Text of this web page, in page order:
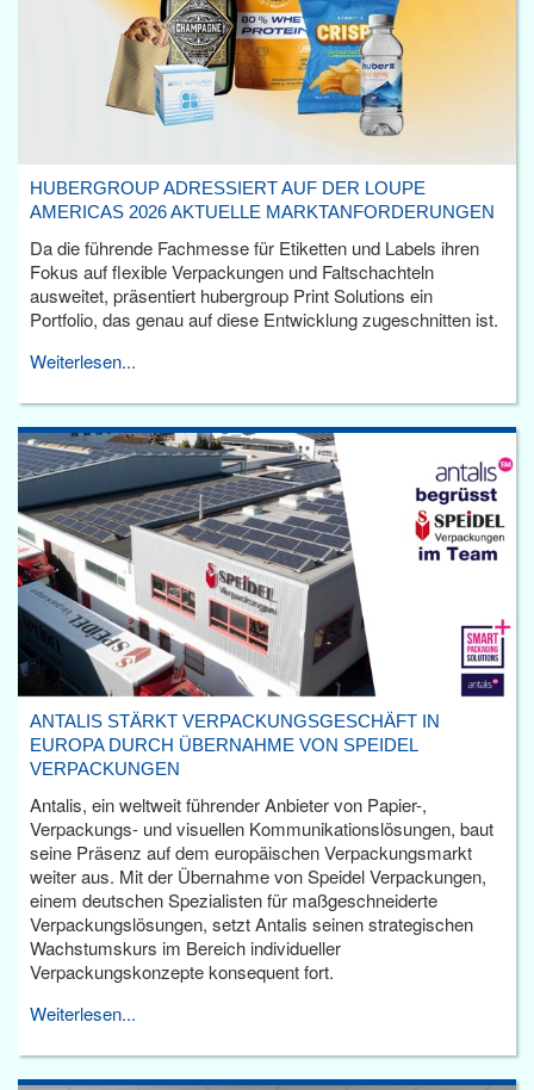
HUBERGROUP ADRESSIERT AUF DER LOUPE
AMERICAS 2026 AKTUELLE MARKTANFORDERUNGEN
Da die führende Fachmesse für Etiketten und Labels ihren
Fokus auf flexible Verpackungen und Faltschachteln
ausweitet, präsentiert hubergroup Print Solutions ein
Portfolio, das genau auf diese Entwicklung zugeschnitten ist.
Weiterlesen...
ANTALIS STÄRKT VERPACKUNGSGESCHÄFT IN
EUROPA DURCH ÜBERNAHME VON SPEIDEL
VERPACKUNGEN
Antalis, ein weltweit führender Anbieter von Papier-,
Verpackungs- und visuellen Kommunikationslösungen, baut
seine Präsenz auf dem europäischen Verpackungsmarkt
weiter aus. Mit der Übernahme von Speidel Verpackungen,
einem deutschen Spezialisten für maßgeschneiderte
Verpackungslösungen, setzt Antalis seinen strategischen
Wachstumskurs im Bereich individueller
Verpackungskonzepte konsequent fort.
Weiterlesen...